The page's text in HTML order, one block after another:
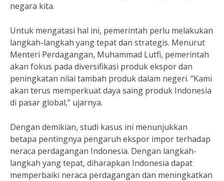
negara kita.
Untuk mengatasi hal ini, pemerintah perlu melakukan
langkah-langkah yang tepat dan strategis. Menurut
Menteri Perdagangan, Muhammad Lutfi, pemerintah
akan fokus pada diversifikasi produk ekspor dan
peningkatan nilai tambah produk dalam negeri. “Kami
akan terus memperkuat daya saing produk Indonesia
di pasar global,” ujarnya.
Dengan demikian, studi kasus ini menunjukkan
betapa pentingnya pengaruh ekspor impor terhadap
neraca perdagangan Indonesia. Dengan langkah-
langkah yang tepat, diharapkan Indonesia dapat
memperbaiki neraca perdagangan dan meningkatkan